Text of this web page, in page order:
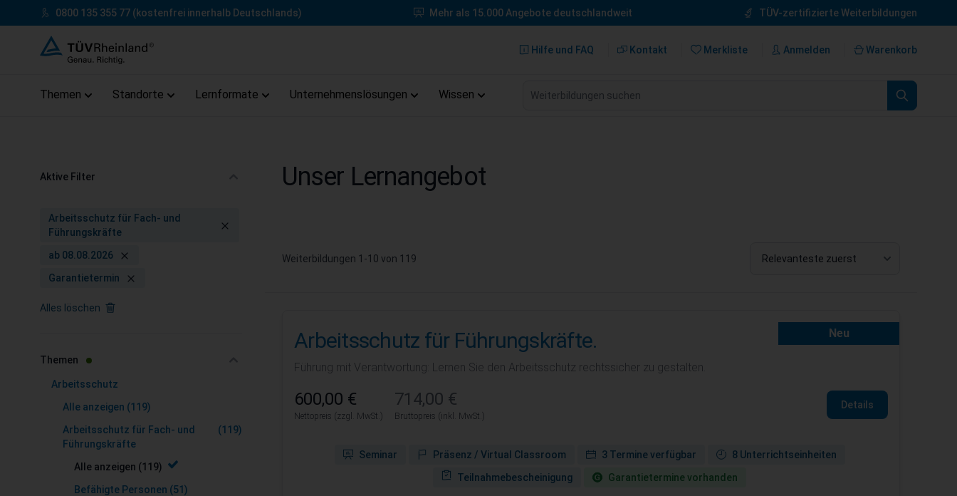
Zum Inhalt springen
0800 135 355 77 (kostenfrei innerhalb Deutschlands) Mehr als 15.000 Angebote deutschlandweit TÜV-zertifizierte Weiterbildungen
Hilfe und FAQ Kontakt Merkliste Anmelden Warenkorb
Themen Standorte Lernformate Unternehmenslösungen Wissen Weiterbildungen suchen
Unser Lernangebot
Weiterbildungen 1 -10 von 119
Neu
Arbeitsschutz für Führungskräfte.
Führung mit Verantwortung: Lernen Sie den Arbeitsschutz rechtssicher zu gestalten.
600,00 €
Nettopreis (zzgl. MwSt.)
714,00 €
Bruttopreis (inkl. MwSt.)
Details
Seminar Präsenz / Virtual Classroom 3 Termine verfügbar
8 Unterrichtseinheiten
Teilnahmebescheinigung
Garantie­termine vorhanden
Aktive Filter
Arbeitsschutz für Fach- und
Führungskräfte
ab 08.08.2026
Garantietermin
Alles löschen
Themen filter
Arbeitsschutz
Alle anzeigen (119)
Arbeitsschutz für Fach- und
Führungskräfte
(119)
Alle anzeigen (119)
Befähigte Personen (51)